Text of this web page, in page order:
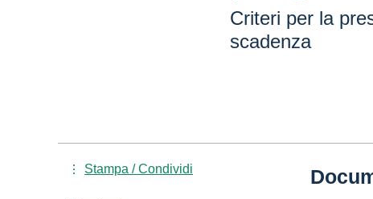
Criteri per la
scadenza
Stampa / Condividi